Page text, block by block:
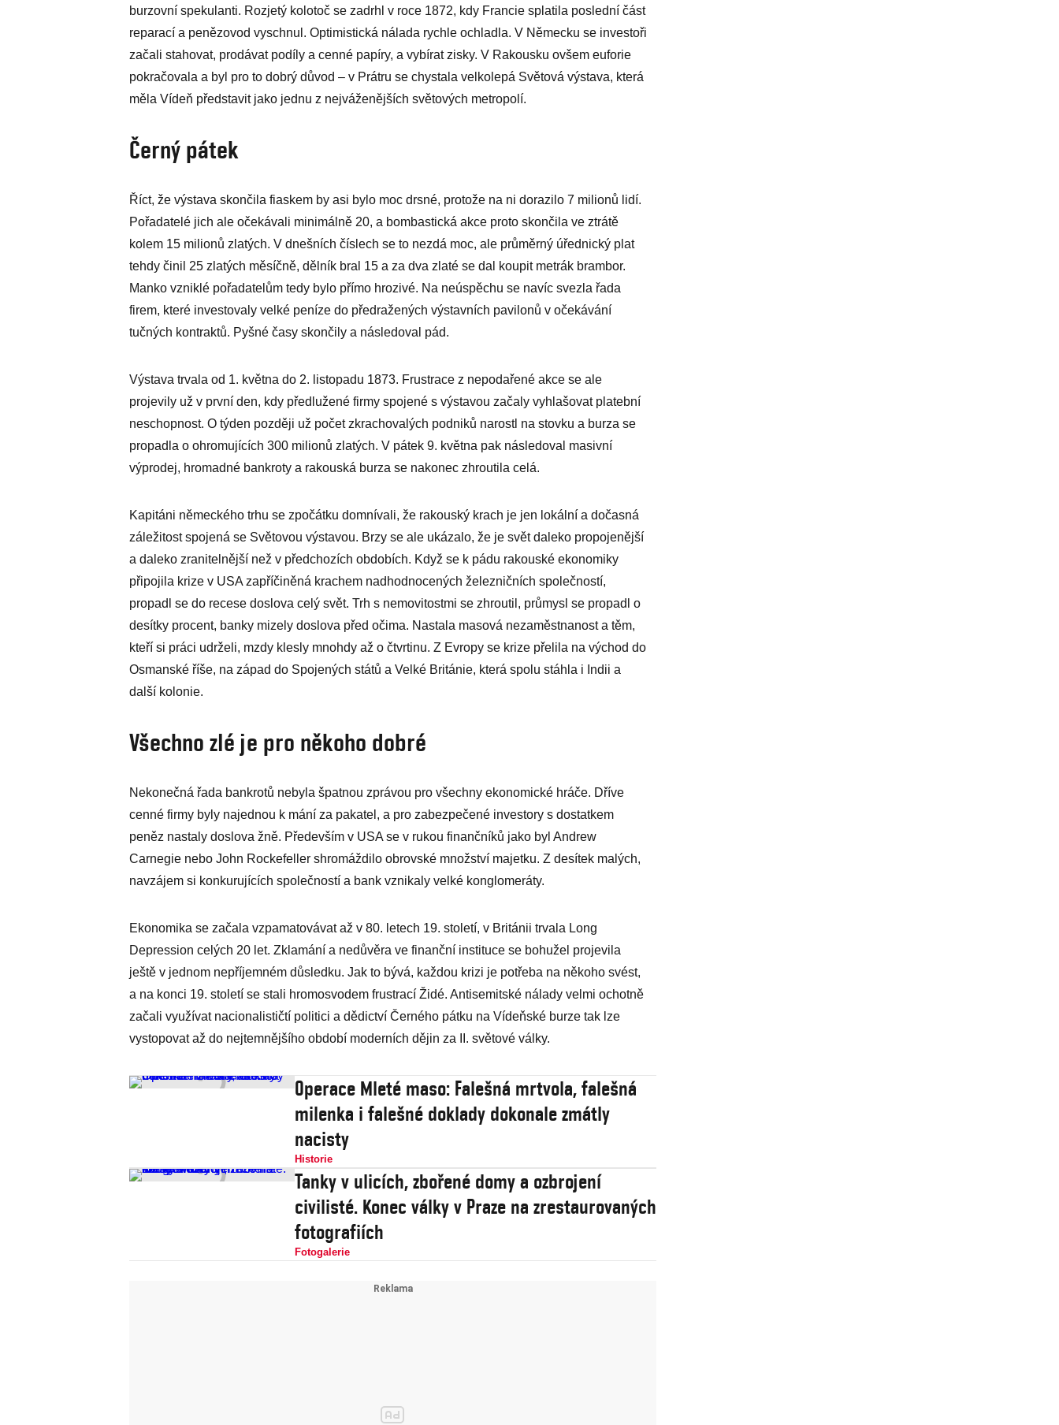
burzovní spekulanti. Rozjetý kolotoč se zadrhl v roce 1872, kdy Francie splatila poslední část
reparací a penězovod vyschnul. Optimistická nálada rychle ochladla. V Německu se investoři
začali stahovat, prodávat podíly a cenné papíry, a vybírat zisky. V Rakousku ovšem euforie
pokračovala a byl pro to dobrý důvod – v Prátru se chystala velkolepá Světová výstava, která
měla Vídeň představit jako jednu z nejváženějších světových metropolí.
Černý pátek
Říct, že výstava skončila fiaskem by asi bylo moc drsné, protože na ni dorazilo 7 milionů lidí.
Pořadatelé jich ale očekávali minimálně 20, a bombastická akce proto skončila ve ztrátě
kolem 15 milionů zlatých. V dnešních číslech se to nezdá moc, ale průměrný úřednický plat
tehdy činil 25 zlatých měsíčně, dělník bral 15 a za dva zlaté se dal koupit metrák brambor.
Manko vzniklé pořadatelům tedy bylo přímo hrozivé. Na neúspěchu se navíc svezla řada
firem, které investovaly velké peníze do předražených výstavních pavilonů v očekávání
tučných kontraktů. Pyšné časy skončily a následoval pád.
Výstava trvala od 1. května do 2. listopadu 1873. Frustrace z nepodařené akce se ale
projevily už v první den, kdy předlužené firmy spojené s výstavou začaly vyhlašovat platební
neschopnost. O týden později už počet zkrachovalých podniků narostl na stovku a burza se
propadla o ohromujících 300 milionů zlatých. V pátek 9. května pak následoval masivní
výprodej, hromadné bankroty a rakouská burza se nakonec zhroutila celá.
Kapitáni německého trhu se zpočátku domnívali, že rakouský krach je jen lokální a dočasná
záležitost spojená se Světovou výstavou. Brzy se ale ukázalo, že je svět daleko propojenější
a daleko zranitelnější než v předchozích obdobích. Když se k pádu rakouské ekonomiky
připojila krize v USA zapříčiněná krachem nadhodnocených železničních společností,
propadl se do recese doslova celý svět. Trh s nemovitostmi se zhroutil, průmysl se propadl o
desítky procent, banky mizely doslova před očima. Nastala masová nezaměstnanost a těm,
kteří si práci udrželi, mzdy klesly mnohdy až o čtvrtinu. Z Evropy se krize přelila na východ do
Osmanské říše, na západ do Spojených států a Velké Británie, která spolu stáhla i Indii a
další kolonie.
Všechno zlé je pro někoho dobré
Nekonečná řada bankrotů nebyla špatnou zprávou pro všechny ekonomické hráče. Dříve
cenné firmy byly najednou k mání za pakatel, a pro zabezpečené investory s dostatkem
peněz nastaly doslova žně. Především v USA se v rukou finančníků jako byl Andrew
Carnegie nebo John Rockefeller shromáždilo obrovské množství majetku. Z desítek malých,
navzájem si konkurujících společností a bank vznikaly velké konglomeráty.
Ekonomika se začala vzpamatovávat až v 80. letech 19. století, v Británii trvala Long
Depression celých 20 let. Zklamání a nedůvěra ve finanční instituce se bohužel projevila
ještě v jednom nepříjemném důsledku. Jak to bývá, každou krizi je potřeba na někoho svést,
a na konci 19. století se stali hromosvodem frustrací Židé. Antisemitské nálady velmi ochotně
začali využívat nacionalističtí politici a dědictví Černého pátku na Vídeňské burze tak lze
vystopovat až do nejtemnějšího období moderních dějin za II. světové války.
Operace Mleté maso: Falešná mrtvola, falešná
milenka i falešné doklady dokonale zmátly
nacisty
Historie
Tanky v ulicích, zbořené domy a ozbrojení
civilisté. Konec války v Praze na zrestaurovaných
fotografiích
Fotogalerie